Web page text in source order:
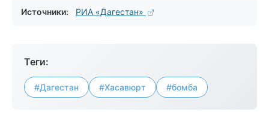
Источники: РИА «Дагестан»
Теги:
#Дагестан #Хасавюрт #бомба